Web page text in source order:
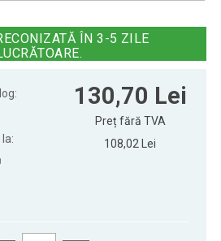
cm,negru
cm, maro
130,70 Lei
ÎN 3-5 ZILE
130,70 Lei
Preț fără TVA
108,02 Lei